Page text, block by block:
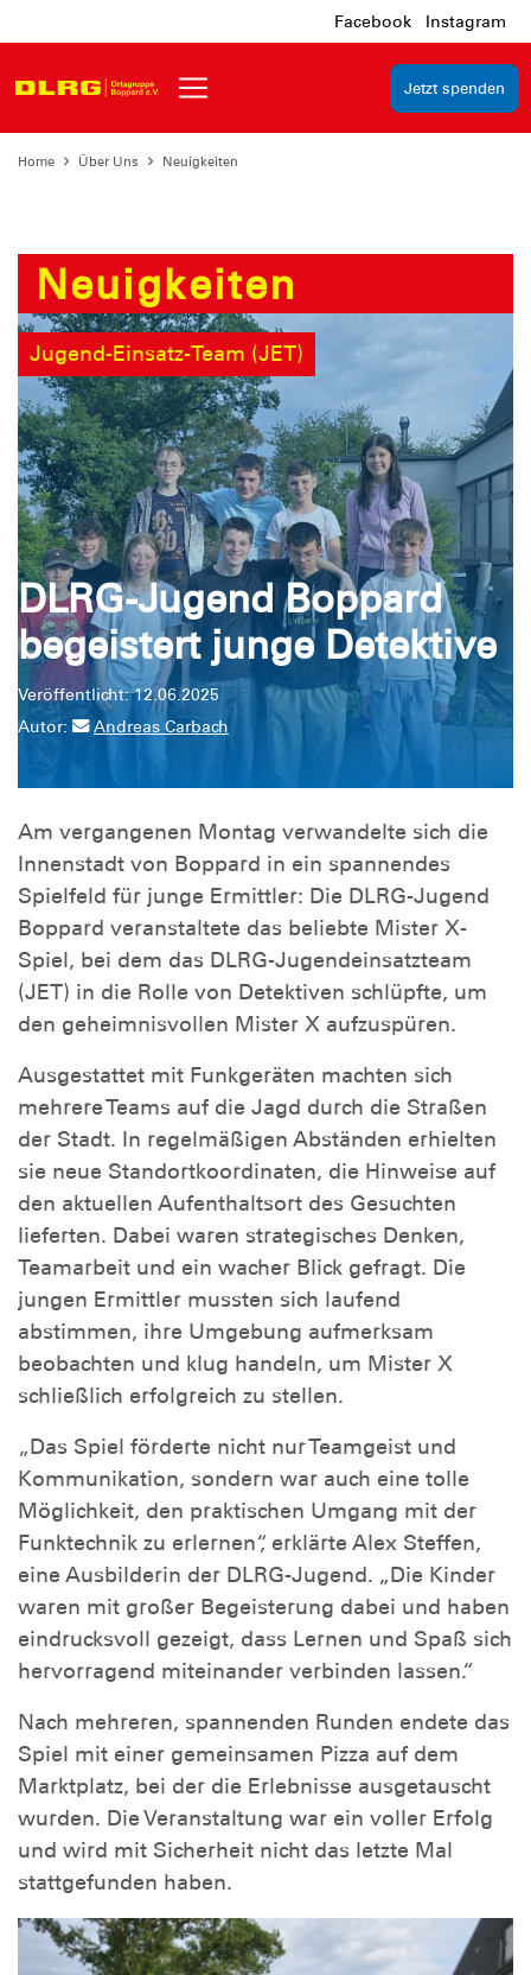
Facebook Instagram
Jetzt spenden
Home Über Uns Neuigkeiten
Neuigkeiten
Jugend-Einsatz-Team (JET)
DLRG-Jugend Boppard
begeistert junge Detektive
Veröffentlicht: 12.06.2025
Autor:
Andreas Carbach
Am vergangenen Montag verwandelte sich die
Innenstadt von Boppard in ein spannendes
Spielfeld für junge Ermittler: Die DLRG-Jugend
Boppard veranstaltete das beliebte Mister X-
Spiel, bei dem das DLRG-Jugendeinsatzteam
(JET) in die Rolle von Detektiven schlüpfte, um
den geheimnisvollen Mister X aufzuspüren.
Ausgestattet mit Funkgeräten machten sich
mehrere Teams auf die Jagd durch die Straßen
der Stadt. In regelmäßigen Abständen erhielten
sie neue Standortkoordinaten, die Hinweise auf
den aktuellen Aufenthaltsort des Gesuchten
lieferten. Dabei waren strategisches Denken,
Teamarbeit und ein wacher Blick gefragt. Die
jungen Ermittler mussten sich laufend
abstimmen, ihre Umgebung aufmerksam
beobachten und klug handeln, um Mister X
schließlich erfolgreich zu stellen.
„Das Spiel förderte nicht nur Teamgeist und
Kommunikation, sondern war auch eine tolle
Möglichkeit, den praktischen Umgang mit der
Funktechnik zu erlernen“, erklärte Alex Steffen,
eine Ausbilderin der DLRG-Jugend. „Die Kinder
waren mit großer Begeisterung dabei und haben
eindrucksvoll gezeigt, dass Lernen und Spaß sich
hervorragend miteinander verbinden lassen.“
Nach mehreren, spannenden Runden endete das
Spiel mit einer gemeinsamen Pizza auf dem
Marktplatz, bei der die Erlebnisse ausgetauscht
wurden. Die Veranstaltung war ein voller Erfolg
und wird mit Sicherheit nicht das letzte Mal
stattgefunden haben.